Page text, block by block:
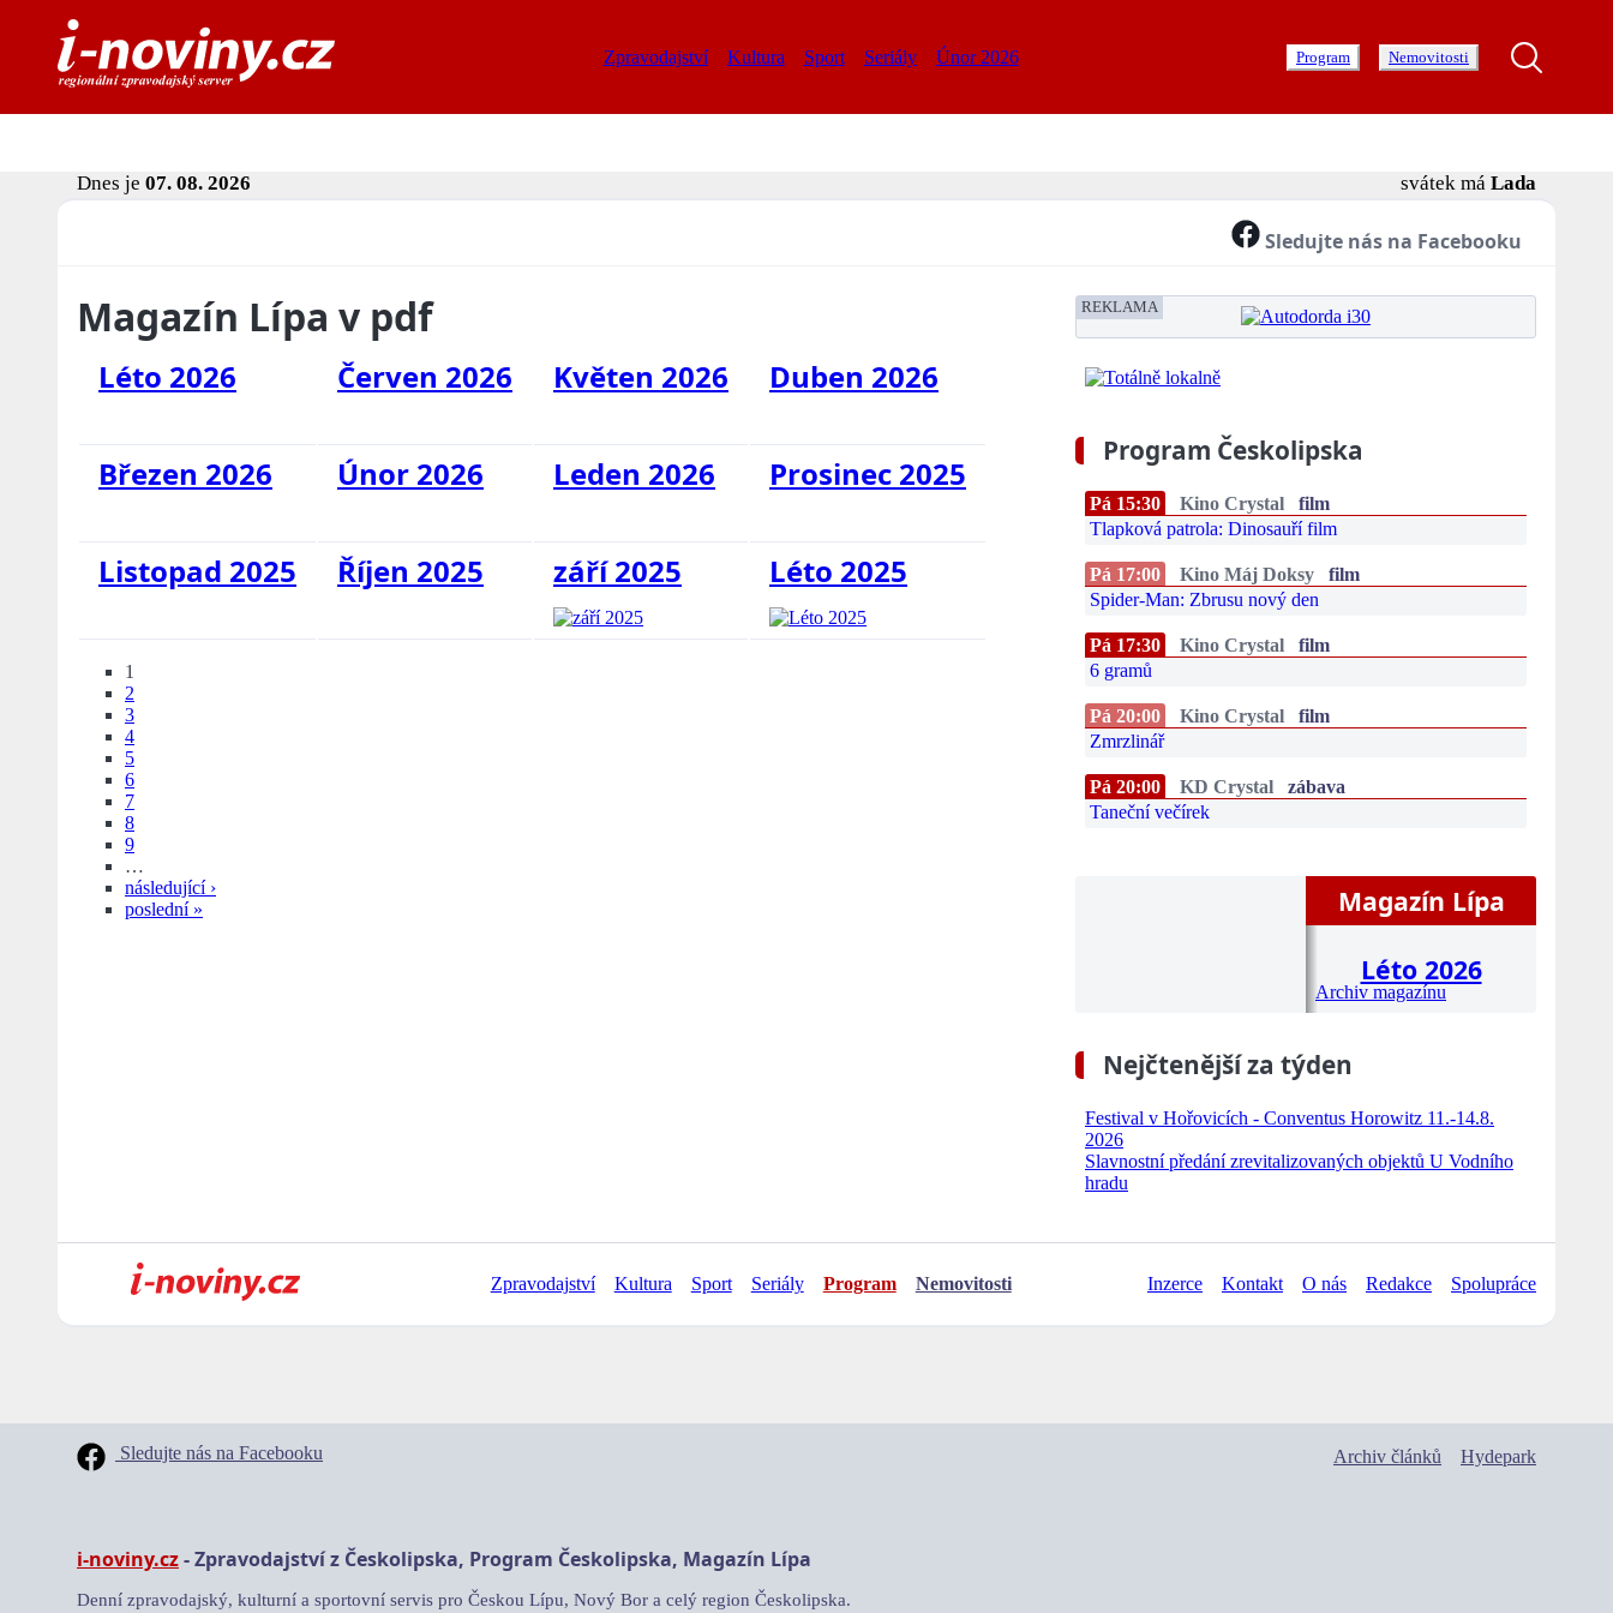
Zpravodajství Kultura Sport Seriály Únor 2026 Program Nemovitosti
Dnes je 07. 08. 2026 svátek má Lada
Sledujte nás na Facebooku
Magazín Lípa v pdf
Léto 2026 Červen 2026 Květen 2026 Duben 2026
Březen 2026 Únor 2026 Leden 2026 Prosinec 2025
Listopad 2025 Říjen 2025 září 2025 Léto 2025
1
2
3
4
5
6
7
8
9
…
následující ›
poslední »
REKLAMA
Program Českolipska
Pá 15:30 Kino Crystal
film
Tlapková patrola: Dinosauří film
Pá 17:00 Kino Máj Doksy
film
Spider-Man: Zbrusu nový den
Pá 17:30 Kino Crystal
film
6 gramů
Pá 20:00 Kino Crystal
film
Zmrzlinář
Pá 20:00 KD Crystal
zábava
Taneční večírek
Magazín Lípa
Léto 2026
Archiv magazínu
Nejčtenější za týden
Festival v Hořovicích - Conventus Horowitz 11.-14.8.
2026
Slavnostní předání zrevitalizovaných objektů U Vodního
hradu
Zpravodajství Kultura Sport Seriály Program Nemovitosti Inzerce Kontakt O nás Redakce Spolupráce
Sledujte nás na Facebooku Archiv článků Hydepark
i-noviny.cz- Zpravodajství z Českolipska, Program Českolipska, Magazín Lípa
Denní zpravodajský, kulturní a sportovní servis pro Českou Lípu, Nový Bor a celý region Českolipska.